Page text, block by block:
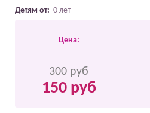
Детям от: 0 лет
Цена:
300 руб
150 руб